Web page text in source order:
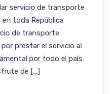
servicio de transporte
toda República
de transporte
prestar el servicio al
por todo el país.
de […]